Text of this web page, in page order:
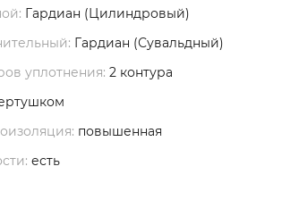
Гардиан (Цилиндровый)
Гардиан (Сувальдный)
уплотнения: 2 контура
повышенная
есть